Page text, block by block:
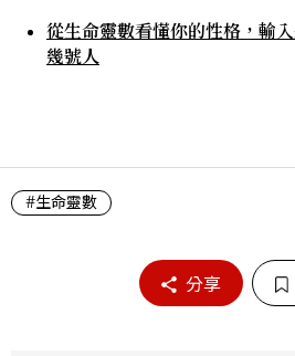
從生命靈數看懂你的性格，輸
幾號人
#生命靈數
分享